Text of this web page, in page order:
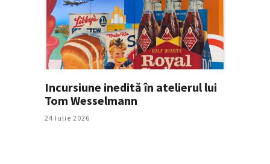
Incursiune inedită în atelierul lui
Tom Wesselmann
24 Iulie 2026